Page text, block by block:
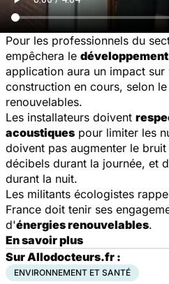
Pour les professionnels du
empêchera le
application aura un impact
construction en cours, selon
renouvelables.
Les installateurs doivent
acoustiques pour limiter les
doivent pas augmenter le
décibels durant la journée, et
durant la nuit.
Les militants écologistes
France doit tenir ses
d'énergies renouvelables.
En savoir plus
Sur Allodocteurs.fr :
ENVIRONNEMENT ET SANTÉ